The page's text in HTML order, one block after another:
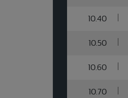
10.40
10.50
10.60
10.70